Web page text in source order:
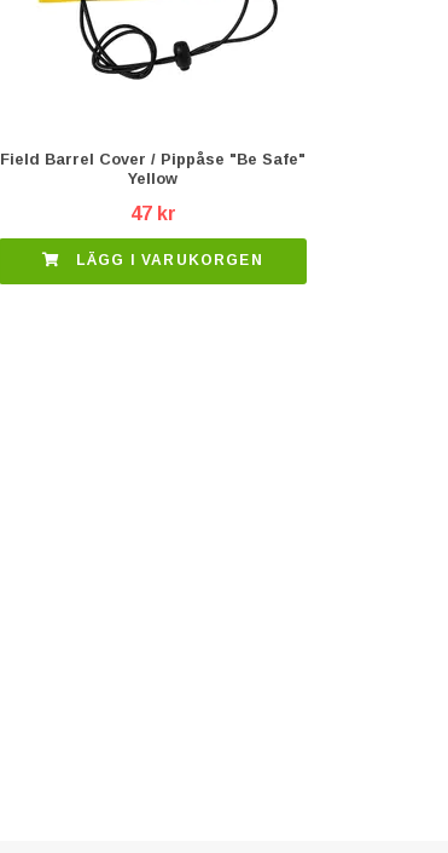
Field Barrel Cover / Pippåse "Be Safe"
Yellow
47 kr
LÄGG I VARUKORGEN